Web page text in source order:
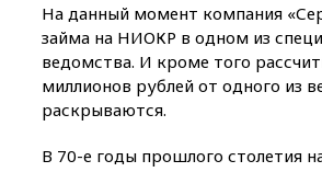
На данный момент компания
займа на НИОКР в одном из
ведомства. И кроме того
миллионов рублей от одного из
раскрываются.
В 70-е годы прошлого столетия